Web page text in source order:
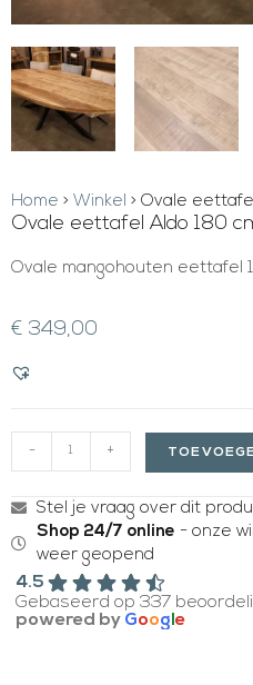
Home > Winkel > Ovale
Ovale eettafel Aldo 180
Ovale mangohouten eettafel
€ 349,00
- +
Stel je vraag over dit
Shop 24/7 online - onze
weer geopend
4.5
Gebaseerd op 337
powered by Goog e